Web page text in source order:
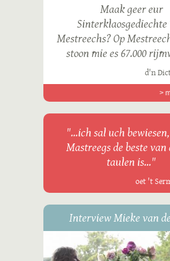
Maak geer eur
Mestreechs? Op
stoon mie es 67.000
d'n
>
"...ich sal uch
Mastreegs de beste van
taulen is..."
oet 't
Interview Mieke van